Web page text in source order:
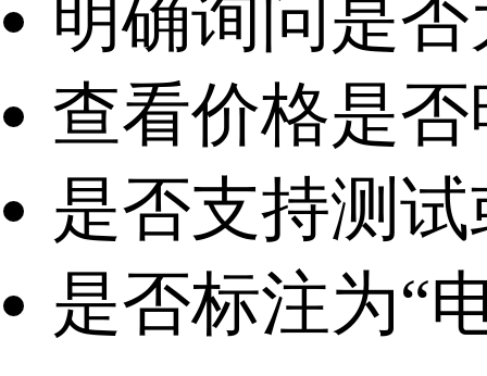
明确询问是
查看价格是
是否支持测
是否标注为“